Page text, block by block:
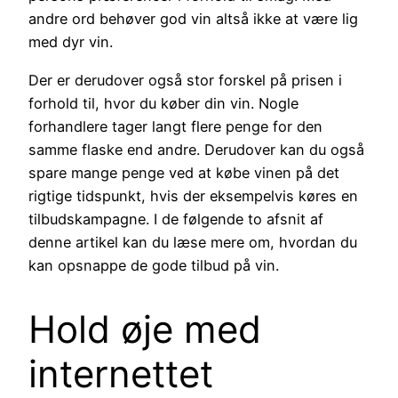
andre ord behøver god vin altså ikke at være lig
med dyr vin.
Der er derudover også stor forskel på prisen i
forhold til, hvor du køber din vin. Nogle
forhandlere tager langt flere penge for den
samme flaske end andre. Derudover kan du også
spare mange penge ved at købe vinen på det
rigtige tidspunkt, hvis der eksempelvis køres en
tilbudskampagne. I de følgende to afsnit af
denne artikel kan du læse mere om, hvordan du
kan opsnappe de gode tilbud på vin.
Hold øje med
internettet